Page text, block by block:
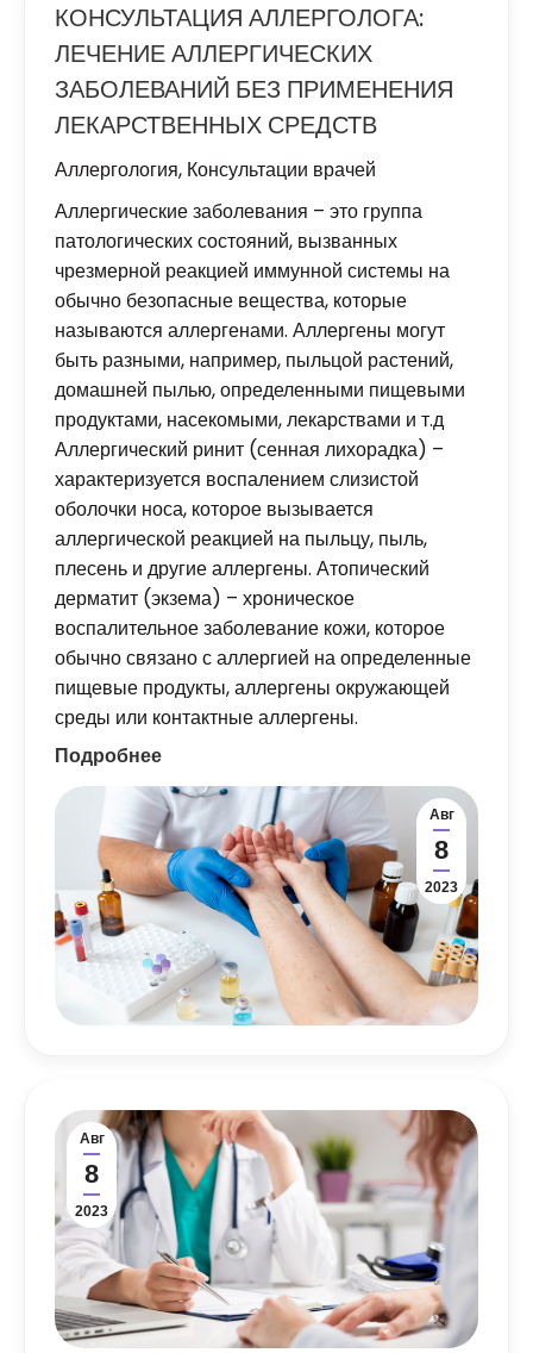
КОНСУЛЬТАЦИЯ АЛЛЕРГОЛОГА:
ЛЕЧЕНИЕ АЛЛЕРГИЧЕСКИХ
ЗАБОЛЕВАНИЙ БЕЗ ПРИМЕНЕНИЯ
ЛЕКАРСТВЕННЫХ СРЕДСТВ
Аллергология, Консультации врачей
Аллергические заболевания – это группа
патологических состояний, вызванных
чрезмерной реакцией иммунной системы на
обычно безопасные вещества, которые
называются аллергенами. Аллергены могут
быть разными, например, пыльцой растений,
домашней пылью, определенными пищевыми
продуктами, насекомыми, лекарствами и т.д
Аллергический ринит (сенная лихорадка) –
характеризуется воспалением слизистой
оболочки носа, которое вызывается
аллергической реакцией на пыльцу, пыль,
плесень и другие аллергены. Атопический
дерматит (экзема) – хроническое
воспалительное заболевание кожи, которое
обычно связано с аллергией на определенные
пищевые продукты, аллергены окружающей
среды или контактные аллергены.
Подробнее
Авг
8
2023
Авг
8
2023